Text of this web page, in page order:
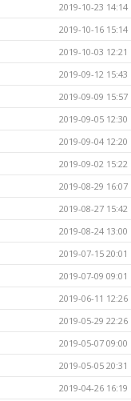
2019-10-23 14:14
2019-10-16 15:14
2019-10-03 12:21
2019-09-12 15:43
2019-09-09 15:57
2019-09-05 12:30
2019-09-04 12:20
2019-09-02 15:22
2019-08-29 16:07
2019-08-27 15:42
2019-08-24 13:00
2019-07-15 20:01
2019-07-09 09:01
2019-06-11 12:26
2019-05-29 22:26
2019-05-07 09:00
2019-05-05 20:31
2019-04-26 16:19